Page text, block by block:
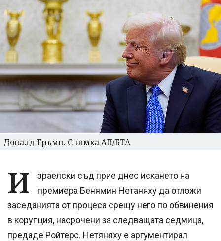
Доналд Тръмп. Снимка АП/БТА
И
зраелски съд прие днес искането на
премиера Бенямин Нетаняху да отложи
заседанията от процеса срещу него по обвинения
в корупция, насрочени за следващата седмица,
предаде Ройтерс. Нетяняху е аргументирал